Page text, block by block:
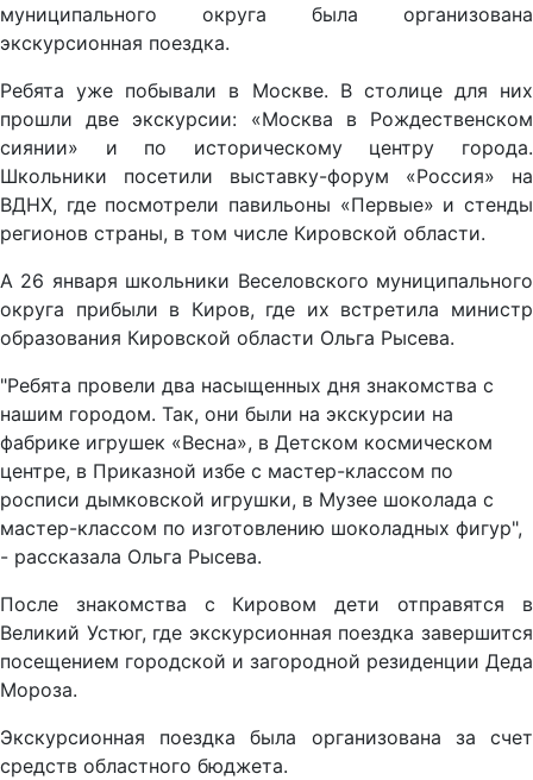
муниципального округа была организована
экскурсионная поездка.
Ребята уже побывали в Москве. В столице для них
прошли две экскурсии: «Москва в Рождественском
сиянии» и по историческому центру города.
Школьники посетили выставку-форум «Россия» на
ВДНХ, где посмотрели павильоны «Первые» и стенды
регионов страны, в том числе Кировской области.
А 26 января школьники Веселовского муниципального
округа прибыли в Киров, где их встретила министр
образования Кировской области Ольга Рысева.
"Ребята провели два насыщенных дня знакомства с
нашим городом. Так, они были на экскурсии на
фабрике игрушек «Весна», в Детском космическом
центре, в Приказной избе с мастер-классом по
росписи дымковской игрушки, в Музее шоколада с
мастер-классом по изготовлению шоколадных фигур",
- рассказала Ольга Рысева.
После знакомства с Кировом дети отправятся в
Великий Устюг, где экскурсионная поездка завершится
посещением городской и загородной резиденции Деда
Мороза.
Экскурсионная поездка была организована за счет
средств областного бюджета.